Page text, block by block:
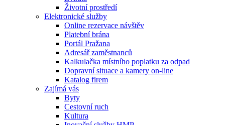
Životní prostředí
Elektronické služby
Online rezervace návštěv
Platební brána
Portál Pražana
Adresář zaměstnanců
Kalkulačka místního poplatku za odpad
Dopravní situace a kamery on-line
Katalog firem
Zajímá vás
Byty
Cestovní ruch
Kultura